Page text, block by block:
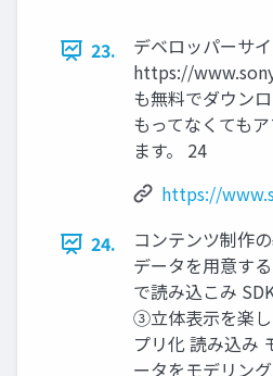
23.
デベロッパーサ
https://
も無料でダウン
もってなくても
ます。 24
https://
24.
コンテンツ制作
データを用意す
で読み込こみ
③立体表示を楽
プリ化 読み込み
ータをモデリン